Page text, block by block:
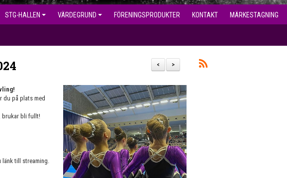
STG-HALLEN VÄRDEGRUND FÖRENINGSPRODUKTER KONTAKT MÄRKESTAGNING
>
<
du på plats med
brukar bli fullt!
länk till streaming.